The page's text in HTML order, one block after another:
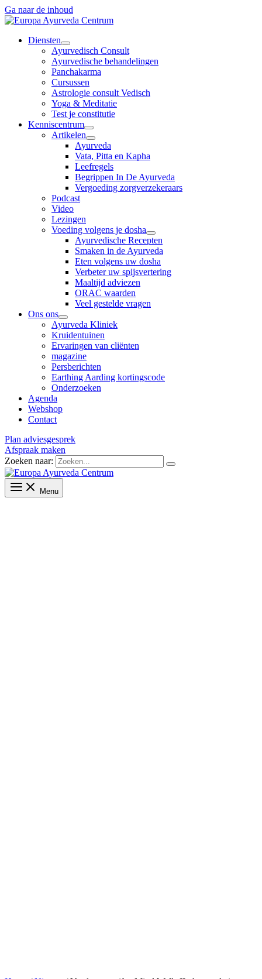
Ga naar de inhoud
Diensten
Ayurvedisch Consult
Ayurvedische behandelingen
Panchakarma
Cursussen
Astrologie consult Vedisch
Yoga & Meditatie
Test je constitutie
Kenniscentrum
Artikelen
Ayurveda
Vata, Pitta en Kapha
Leefregels
Begrippen In De Ayurveda
Vergoeding zorgverzekeraars
Podcast
Video
Lezingen
Voeding volgens je dosha
Ayurvedische Recepten
Smaken in de Ayurveda
Eten volgens uw dosha
Verbeter uw spijsvertering
Maaltijd adviezen
ORAC waarden
Veel gestelde vragen
Ons ons
Ayurveda Kliniek
Kruidentuinen
Ervaringen van cliënten
magazine
Persberichten
Earthing Aarding kortingscode
Onderzoeken
Agenda
Webshop
Contact
Plan adviesgesprek
Afspraak maken
Zoeken naar:
Menu